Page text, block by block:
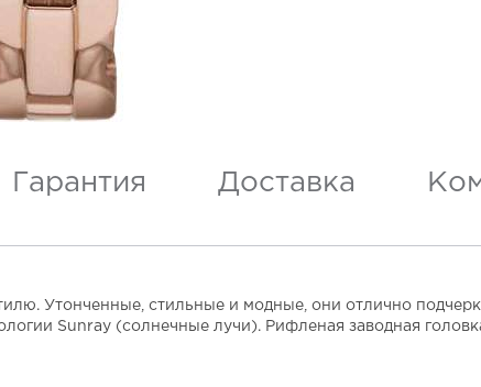
Гарантия Доставка
Утонченные, стильные и модные, они отлично
Sunray (солнечные лучи). Рифленая заводная